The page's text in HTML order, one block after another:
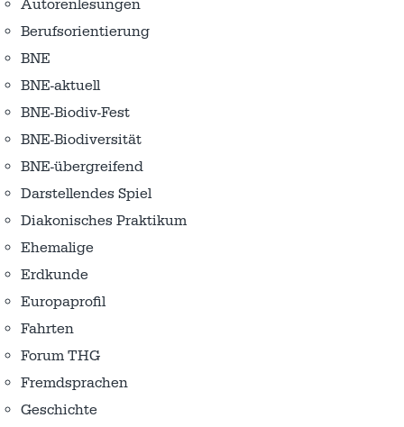
Autorenlesungen
Berufsorientierung
BNE
BNE-aktuell
BNE-Biodiv-Fest
BNE-Biodiversität
BNE-übergreifend
Darstellendes Spiel
Diakonisches Praktikum
Ehemalige
Erdkunde
Europaprofil
Fahrten
Forum THG
Fremdsprachen
Geschichte